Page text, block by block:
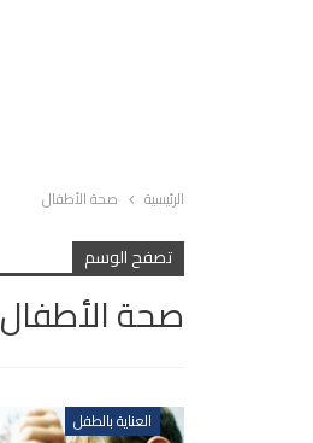
الرئيسية صحة الأطفال
تصفح الوسم
صحة الأطفال
العناية بالطفل